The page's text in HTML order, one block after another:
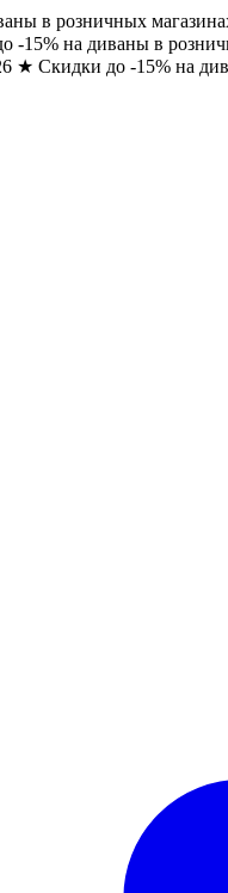
в розничных
-15% на диваны в
★ Скидки до -15% на